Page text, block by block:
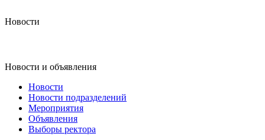
Новости
Новости и объявления
Новости
Новости подразделений
Мероприятия
Объявления
Выборы ректора